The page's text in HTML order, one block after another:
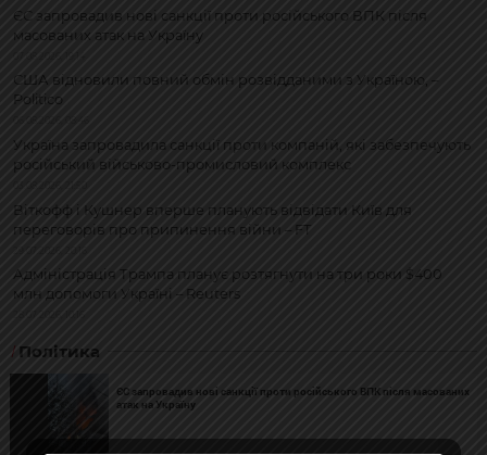
ЄС запровадив нові санкції проти російського ВПК після
масованих атак на Україну
США відновили повний обмін розвідданими з Україною, –
Politico
Україна запровадила санкції проти компаній, які забезпечують
російський військово-промисловий комплекс
Віткофф і Кушнер вперше планують відвідати Київ для
переговорів про припинення війни – FT
Адміністрація Трампа планує розтягнути на три роки $400
млн допомоги Україні – Reuters
Політика
ЄС запровадив нові санкції проти російського ВПК після масованих
атак на Україну